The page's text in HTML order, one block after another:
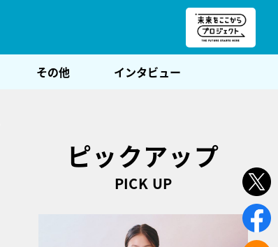
その他 インタビュー
ピックアップ
PICK UP